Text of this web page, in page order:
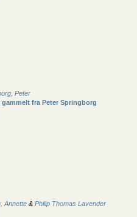
Peter
gammelt fra Peter Springborg
Annette & Philip Thomas Lavender